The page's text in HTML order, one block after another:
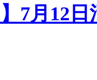
7月12